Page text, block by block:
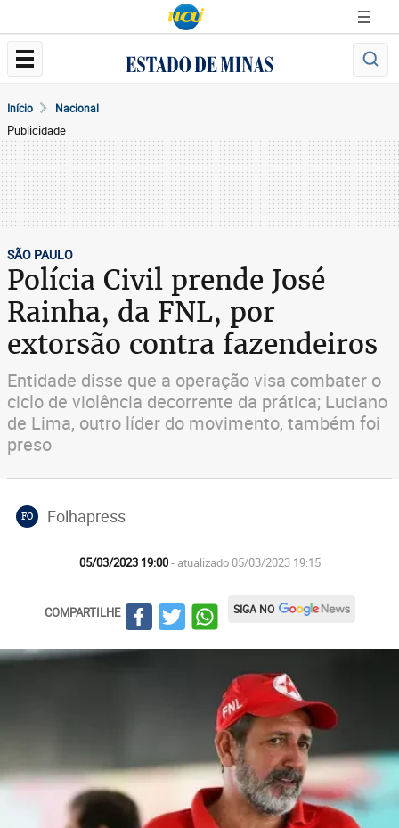
Início Nacional
Publicidade
SÃO PAULO
Polícia Civil prende José
Rainha, da FNL, por
extorsão contra fazendeiros
Entidade disse que a operação visa combater o
ciclo de violência decorrente da prática; Luciano
de Lima, outro líder do movimento, também foi
preso
FO Folhapress
05/03/2023 19:00- atualizado 05/03/2023 19:15
COMPARTILHE SIGA NO